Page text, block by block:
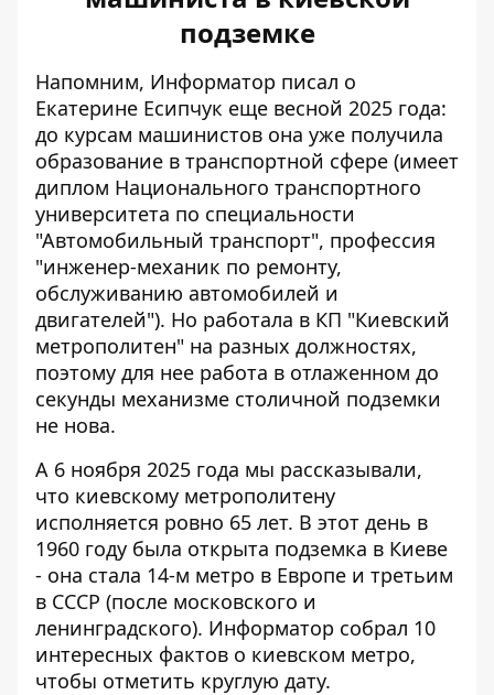
подземке
Напомним, Информатор писал о
Екатерине Есипчук еще весной 2025 года:
до курсам машинистов она уже получила
образование в транспортной сфере (имеет
диплом Национального транспортного
университета по специальности
"Автомобильный транспорт", профессия
"инженер-механик по ремонту,
обслуживанию автомобилей и
двигателей"). Но работала в КП "Киевский
метрополитен" на разных должностях,
поэтому для нее работа в отлаженном до
секунды механизме столичной подземки
не нова.
А 6 ноября 2025 года мы рассказывали,
что киевскому метрополитену
исполняется ровно 65 лет. В этот день в
1960 году была открыта подземка в Киеве
- она ​​стала 14-м метро в Европе и третьим
в СССР (после московского и
ленинградского). Информатор собрал 10
интересных фактов о киевском метро, ​​
чтобы отметить круглую дату.